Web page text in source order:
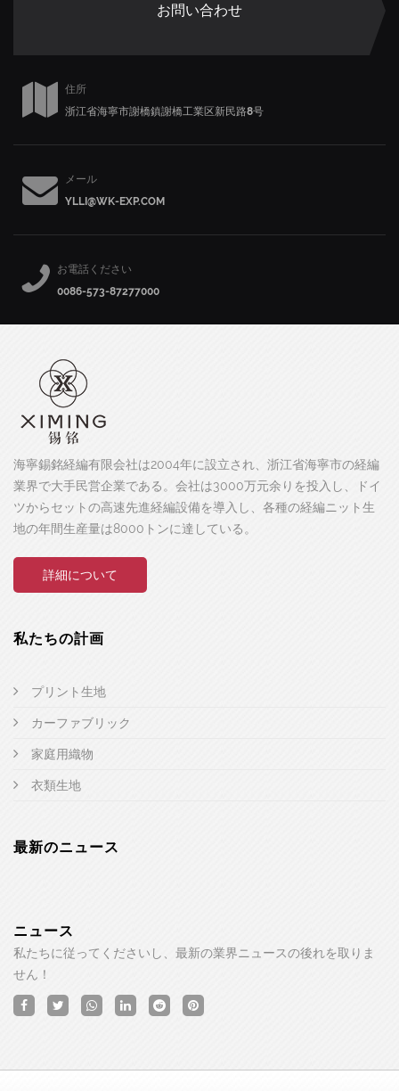
お問い合わせ
住所
浙江省海寧市謝橋鎮謝橋工業区新民路8号
メール
YLLI@WK-EXP.COM
お電話ください
0086-573-87277000
海寧錫銘経編有限会社は2004年に設立され、浙江省海寧市の経編
業界で大手民営企業である。会社は3000万元余りを投入し、ドイ
ツからセットの高速先進経編設備を導入し、各種の経編ニット生
地の年間生産量は8000トンに達している。
詳細について
私たちの計画
プリント生地
カーファブリック
家庭用織物
衣類生地
最新のニュース
ニュース
私たちに従ってくださいし、最新の業界ニュースの後れを取りま
せん！